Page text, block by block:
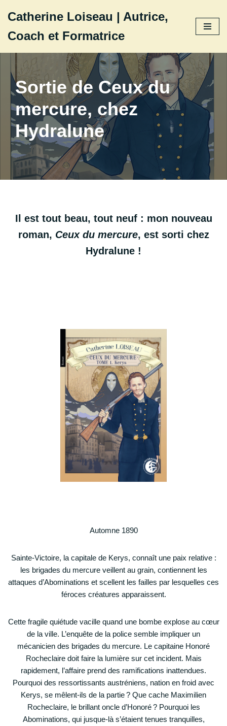
au
contenu
Catherine Loiseau | Autrice,
Coach et Formatrice
Sortie de Ceux du
mercure, chez
Hydralune
Il est tout beau, tout neuf : mon nouveau
roman, Ceux du mercure, est sorti chez
Hydralune !
Automne 1890
Sainte-Victoire, la capitale de Kerys, connaît une paix relative :
les brigades du mercure veillent au grain, contiennent les
attaques d’Abominations et scellent les failles par lesquelles ces
féroces créatures apparaissent.
Cette fragile quiétude vacille quand une bombe explose au cœur
de la ville. L’enquête de la police semble impliquer un
mécanicien des brigades du mercure. Le capitaine Honoré
Rocheclaire doit faire la lumière sur cet incident. Mais
rapidement, l’affaire prend des ramifications inattendues.
Pourquoi des ressortissants austréniens, nation en froid avec
Kerys, se mêlent-ils de la partie ? Que cache Maximilien
Rocheclaire, le brillant oncle d’Honoré ? Pourquoi les
Abominations, qui jusque-là s’étaient tenues tranquilles,